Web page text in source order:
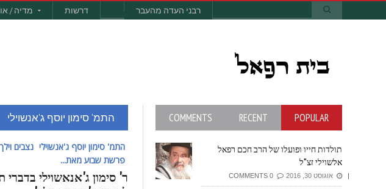
מדיה / דרשות רבני העדה מהעבר
התמ' סימון יוסף ג'אנשוילי
התמ' סימון יוסף ג'אנשוילי נצבים וילך
פרשת שבוע מאת...
ר' סימון ג'אנאשוילי בדברי
POPULAR
RECENT
COMMENTS
תולדות חייו ופועלו של הרב חכם רפאל
אלשוילי זצ"ל
אוגוסט 30, 2016